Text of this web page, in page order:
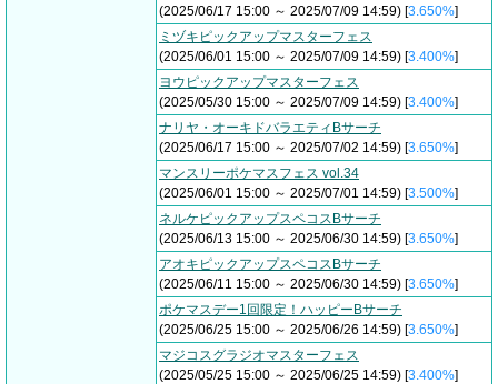
(2025/06/17 15:00 ～ 2025/07/09 14:59) [3.650%]
ミヅキピックアップマスターフェス
(2025/06/01 15:00 ～ 2025/07/09 14:59) [3.400%]
ヨウピックアップマスターフェス
(2025/05/30 15:00 ～ 2025/07/09 14:59) [3.400%]
ナリヤ・オーキドバラエティBサーチ
(2025/06/17 15:00 ～ 2025/07/02 14:59) [3.650%]
マンスリーポケマスフェス vol.34
(2025/06/01 15:00 ～ 2025/07/01 14:59) [3.500%]
ネルケピックアップスペコスBサーチ
(2025/06/13 15:00 ～ 2025/06/30 14:59) [3.650%]
アオキピックアップスペコスBサーチ
(2025/06/11 15:00 ～ 2025/06/30 14:59) [3.650%]
ポケマスデー1回限定！ハッピーBサーチ
(2025/06/25 15:00 ～ 2025/06/26 14:59) [3.650%]
マジコスグラジオマスターフェス
(2025/05/25 15:00 ～ 2025/06/25 14:59) [3.400%]